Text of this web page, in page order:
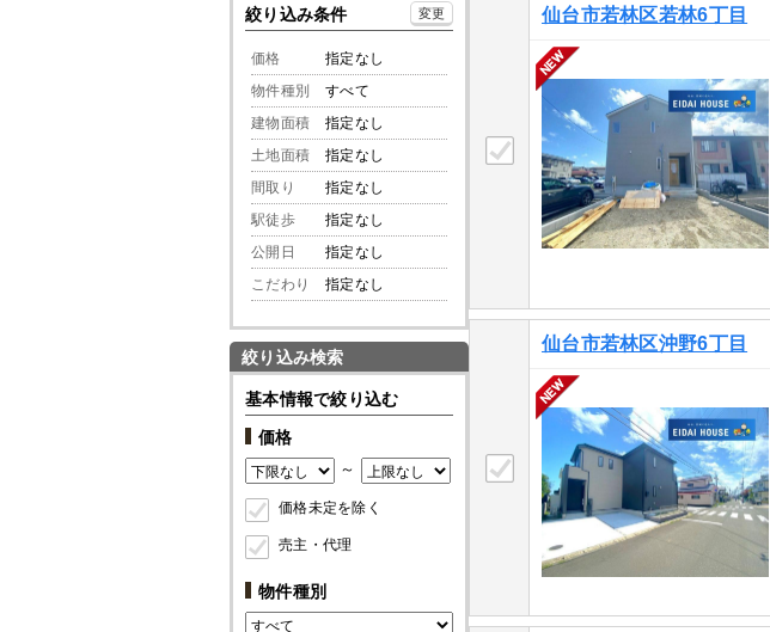
絞り込み条件 変更
価格
指定なし
物件種別
すべて
建物面積
指定なし
土地面積
指定なし
間取り
指定なし
駅徒歩
指定なし
公開日
指定なし
こだわり
指定なし
絞り込み検索
基本情報で絞り込む
価格
～
価格未定を除く
売主・代理
物件種別
仙台市若林区若林6丁目
仙台市若林区沖野6丁目